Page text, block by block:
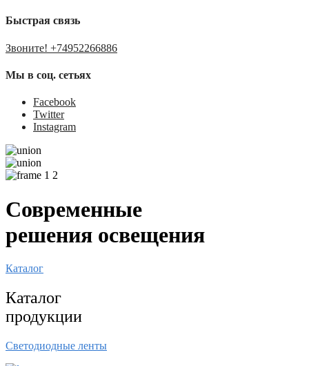
Быстрая связь
Звоните! +74952266886
Мы в соц. сетьях
Facebook
Twitter
Instagram
Современные
решения освещения
Каталог
Каталог
продукции
Светодиодные ленты